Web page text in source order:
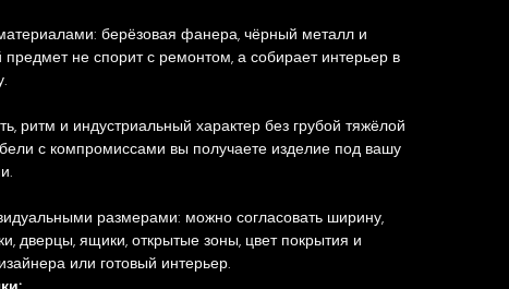
берёзовая фанера, чёрный металл и
предмет не спорит с ремонтом, а собирает интерьер в
ритм и индустриальный характер без грубой тяжёлой
с компромиссами вы получаете изделие под вашу
размерами: можно согласовать ширину,
дверцы, ящики, открытые зоны, цвет покрытия и
или готовый интерьер.